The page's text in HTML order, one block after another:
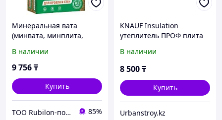
Минеральная вата
(минвата, минплита,
Минеральная вата Knauf
Для Кровли и стен S37MR
В наличии
9 756₸
Купить
ТОО Rubilon-поставщик №1 85%
KNAUF Insulation
утеплитель ПРОФ плита
(12,2кв.м),
В наличии
8 500₸
Купить
Urbanstroy.kz